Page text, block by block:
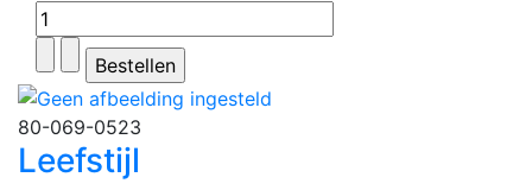
80-069-0523
Leefstijl